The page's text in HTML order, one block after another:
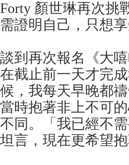
Forty 顏世琳再次挑
需證明自己，只想享
談到再次報名《大
在截止前一天才完
候，我每天早晚都
當時抱著非上不可
不同。「我已經不
坦言，現在更希望